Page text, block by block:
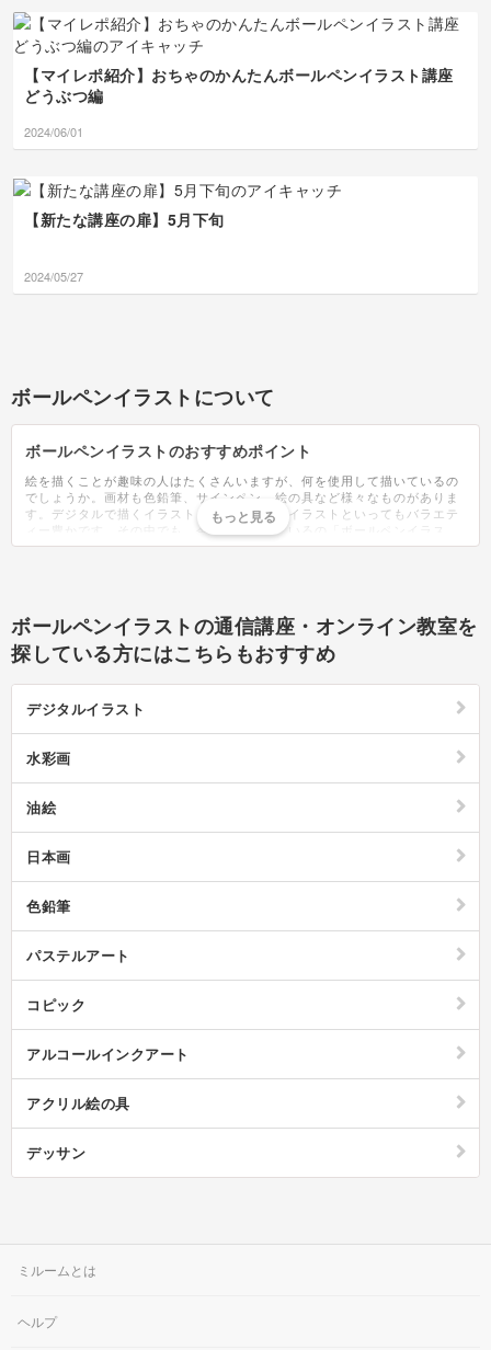
【マイレポ紹介】おちゃのかんたんボールペンイラスト講座
どうぶつ編
2024/06/01
【新たな講座の扉】5月下旬
2024/05/27
ボールペンイラストについて
ボールペンイラストのおすすめポイント
絵を描くことが趣味の人はたくさんいますが、何を使用して描いているの
でしょうか。画材も色鉛筆、サインペン、絵の具など様々なものがありま
す。デジタルで描くイラストもあり、一口にイラストといってもバラエテ
ィー豊かです。その中でも、今話題となっているの「ボールペンイラス
ト」です。ボールペンイラストはその名の通り、ボールペンだけを使用し
などにも応用できます。ポーペンですが、黒ばかりでなく、カラフルに塗
る、黒以外の単色で描くこともできます。黒で描いたイラストをPCでカラ
ーを乗せるなどバリエーションも豊富。絵ばかりではなく、ボールペンイ
ジナルのイラストで彩ることができます。描き方の無料動画や、本もたく
から練習するのがおすすめです。上手に描けるようになったら今度は、ボ
イラストは手軽なアートなので難しく考えずに好きな物を描いてみましょ
ボールペンイラストの通信講座・オンライン教室を
探している方にはこちらもおすすめ
デジタルイラスト
水彩画
油絵
日本画
色鉛筆
パステルアート
コピック
アルコールインクアート
アクリル絵の具
デッサン
ミルームとは
ヘルプ